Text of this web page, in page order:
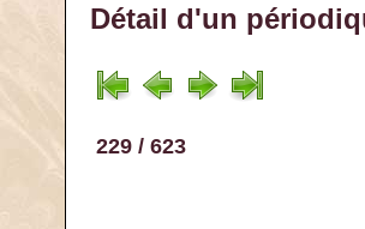
Détail d'un
229 / 623